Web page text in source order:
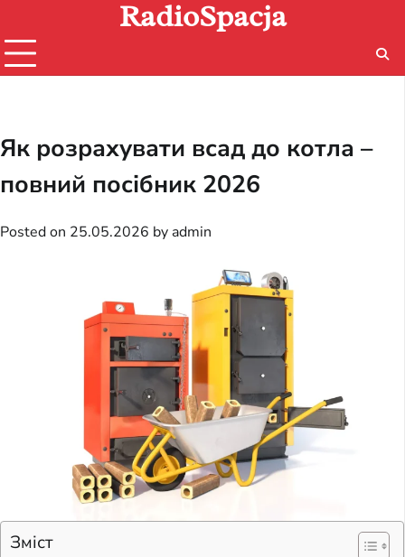
content
RadioSpacja
Як розрахувати всад до котла –
повний посібник 2026
Posted on 25.05.2026 by admin
Зміст